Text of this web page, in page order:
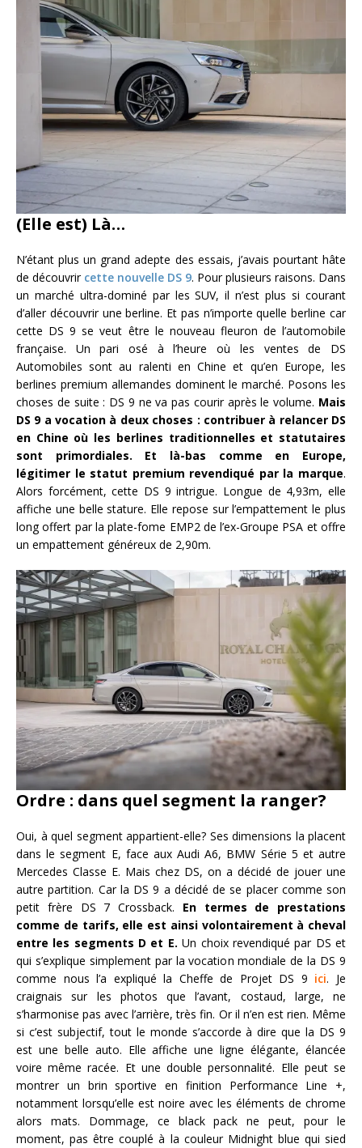
(Elle est) Là…
N’étant plus un grand adepte des essais, j’avais pourtant hâte
de découvrir cette nouvelle DS 9. Pour plusieurs raisons. Dans
un marché ultra-dominé par les SUV, il n’est plus si courant
d’aller découvrir une berline. Et pas n’importe quelle berline car
cette DS 9 se veut être le nouveau fleuron de l’automobile
française. Un pari osé à l’heure où les ventes de DS
Automobiles sont au ralenti en Chine et qu’en Europe, les
berlines premium allemandes dominent le marché. Posons les
choses de suite : DS 9 ne va pas courir après le volume. Mais
DS 9 a vocation à deux choses : contribuer à relancer DS
en Chine où les berlines traditionnelles et statutaires
sont primordiales. Et là-bas comme en Europe,
légitimer le statut premium revendiqué par la marque.
Alors forcément, cette DS 9 intrigue. Longue de 4,93m, elle
affiche une belle stature. Elle repose sur l’empattement le plus
long offert par la plate-fome EMP2 de l’ex-Groupe PSA et offre
un empattement généreux de 2,90m.
Ordre : dans quel segment la ranger?
Oui, à quel segment appartient-elle? Ses dimensions la placent
dans le segment E, face aux Audi A6, BMW Série 5 et autre
Mercedes Classe E. Mais chez DS, on a décidé de jouer une
autre partition. Car la DS 9 a décidé de se placer comme son
petit frère DS 7 Crossback. En termes de prestations
comme de tarifs, elle est ainsi volontairement à cheval
entre les segments D et E. Un choix revendiqué par DS et
qui s’explique simplement par la vocation mondiale de la DS 9
comme nous l’a expliqué la Cheffe de Projet DS 9 ici. Je
craignais sur les photos que l’avant, costaud, large, ne
s’harmonise pas avec l’arrière, très fin. Or il n’en est rien. Même
si c’est subjectif, tout le monde s’accorde à dire que la DS 9
est une belle auto. Elle affiche une ligne élégante, élancée
voire même racée. Et une double personnalité. Elle peut se
montrer un brin sportive en finition Performance Line +,
notamment lorsqu’elle est noire avec les éléments de chrome
alors mats. Dommage, ce black pack ne peut, pour le
moment, pas être couplé à la couleur Midnight blue qui sied